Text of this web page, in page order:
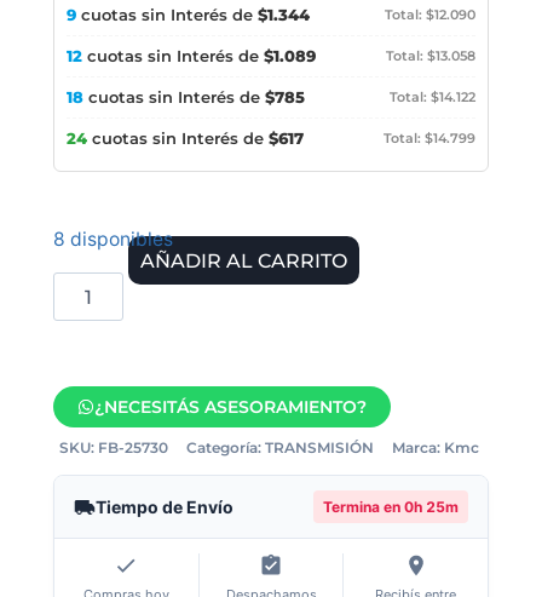
9 cuotas sin Interés de $1.344 Total: $12.090
12 cuotas sin Interés de $1.089 Total: $13.058
18 cuotas sin Interés de $785 Total: $14.122
24 cuotas sin Interés de $617 Total: $14.799
8 disponibles
AÑADIR AL CARRITO
¿NECESITÁS ASESORAMIENTO?
SKU: FB-25730 Categoría: TRANSMISIÓN Marca: Kmc
Tiempo de Envío Termina en 0h 25m